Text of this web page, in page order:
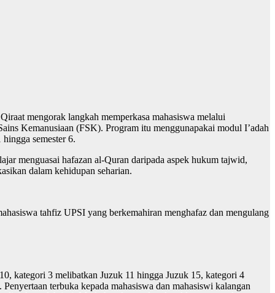
mengorak langkah memperkasa mahasiswa melalui
Kemanusiaan (FSK). Program itu menggunapakai modul I’adah
semester 6.
menguasai hafazan al-Quran daripada aspek hukum tajwid,
dalam kehidupan seharian.
tahfiz UPSI yang berkemahiran menghafaz dan mengulang
kategori 3 melibatkan Juzuk 11 hingga Juzuk 15, kategori 4
terbuka kepada mahasiswa dan mahasiswi kalangan